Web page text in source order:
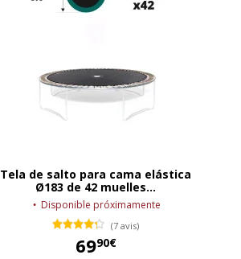
Tela de salto para cama elástica
Ø183 de 42 muelles...
Disponible próximamente
(7 avis)
6990€